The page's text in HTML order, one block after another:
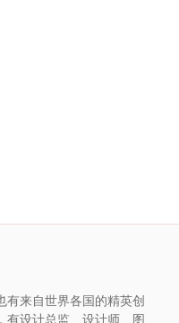
有来自世界各国的精英创
有设计总监、设计师、图